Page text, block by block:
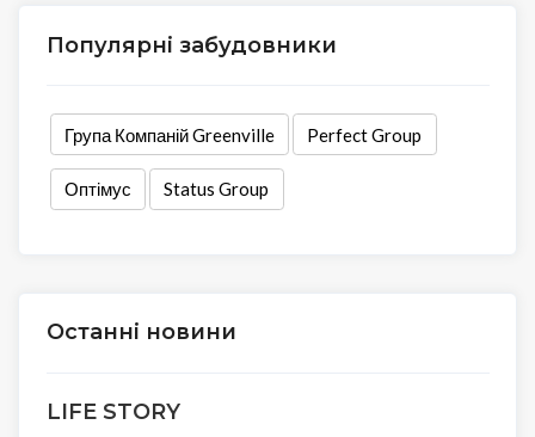
Популярні забудовники
Група Компаній Greenville Perfect Group
Оптімус Status Group
Останні новини
LIFE STORY